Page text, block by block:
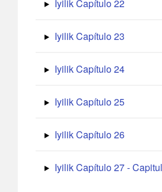
Iyilik Capítulo 22
Iyilik Capítulo 23
Iyilik Capítulo 24
Iyilik Capítulo 25
Iyilik Capítulo 26
Iyilik Capítulo 27 -